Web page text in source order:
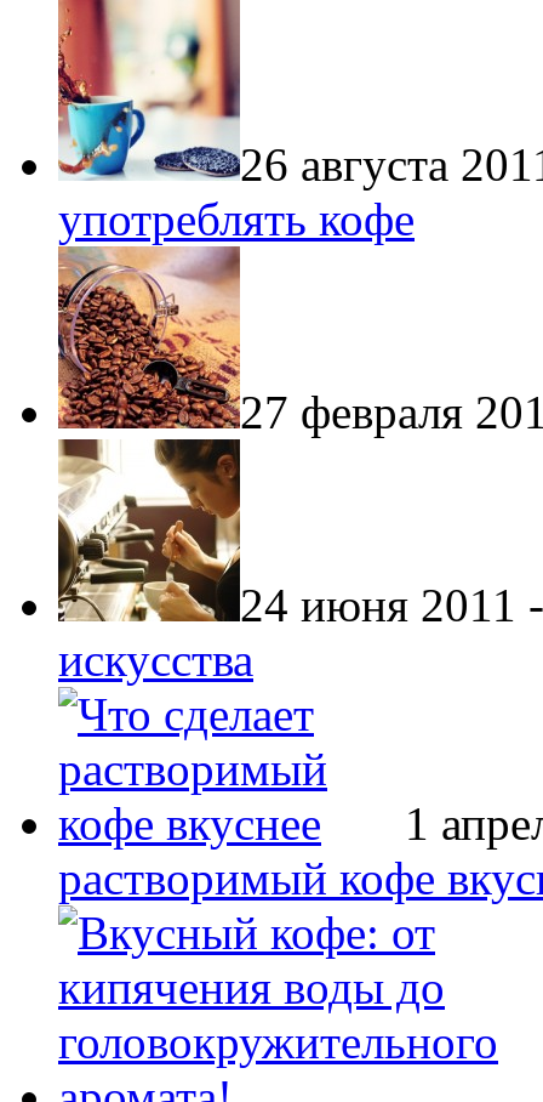
26 августа
употреблять кофе
27 февраля
24 июня 2011
искусства
1
растворимый кофе